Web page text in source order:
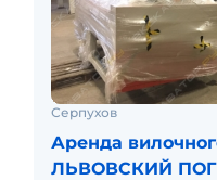
Серпухов
Аренда
ЛЬВОВСКИЙ